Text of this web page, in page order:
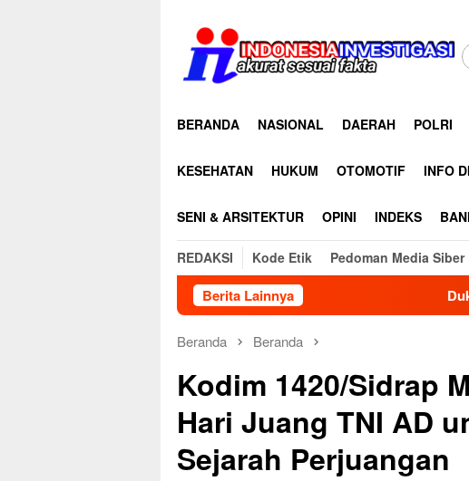
konten
BERANDA NASIONAL DAERAH POLRI
KESEHATAN HUKUM OTOMOTIF INFO
SENI & ARSITEKTUR OPINI INDEKS
REDAKSI Kode Etik Pedoman Media Siber
Berita LainnyaDuka Kehilangan Dua Pelajar,
Beranda Beranda
Kodim 1420/Sidrap
Hari Juang TNI AD
Sejarah Perjuangan